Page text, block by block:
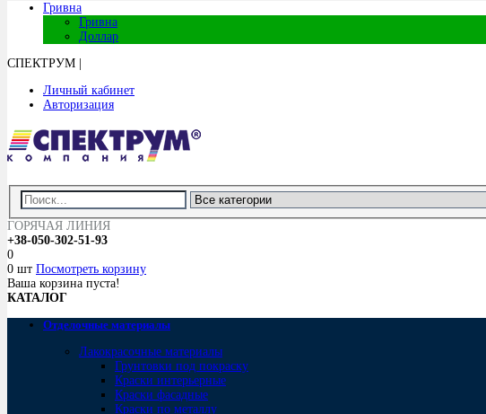
Гривна
Гривна
Доллар
СПЕКТРУМ
Личный кабинет
Авторизация
ГОРЯЧАЯ ЛИНИЯ
+38-050-302-51-93
0
0 шт Посмотреть корзину
Ваша корзина пуста!
КАТАЛОГ
Отделочные материалы
Лакокрасочные материалы
Грунтовки под покраску
Краски интерьерные
Краски фасадные
Краски по металлу